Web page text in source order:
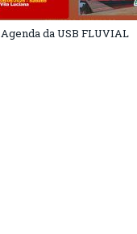
Agenda da USB FLUVIAL